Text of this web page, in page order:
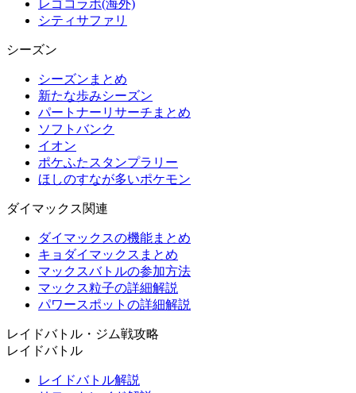
レゴコラボ(海外)
シティサファリ
シーズン
シーズンまとめ
新たな歩みシーズン
パートナーリサーチまとめ
ソフトバンク
イオン
ポケふたスタンプラリー
ほしのすなが多いポケモン
ダイマックス関連
ダイマックスの機能まとめ
キョダイマックスまとめ
マックスバトルの参加方法
マックス粒子の詳細解説
パワースポットの詳細解説
レイドバトル・ジム戦攻略
レイドバトル
レイドバトル解説